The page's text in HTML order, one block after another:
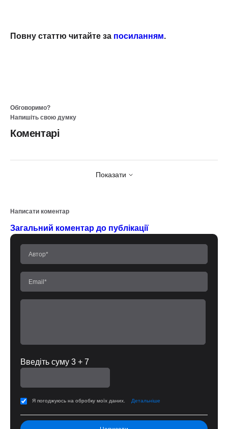
Повну статтю читайте за посиланням.
Обговоримо?
Напишіть свою думку
Коментарі
Показати
Написати коментар
Загальний коментар до публікації
Введіть суму 3 + 7
Я погоджуюсь на обробку моїх даних. Детальніше